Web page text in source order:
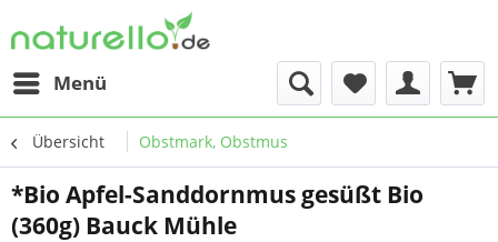
Menü
Übersicht Obstmark, Obstmus
*Bio Apfel-Sanddornmus gesüßt Bio
(360g) Bauck Mühle